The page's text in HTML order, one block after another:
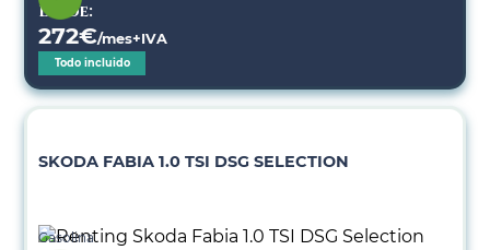
Desde:
272€/mes+IVA
Todo incluido
SKODA FABIA 1.0 TSI DSG SELECTION
Gasolina